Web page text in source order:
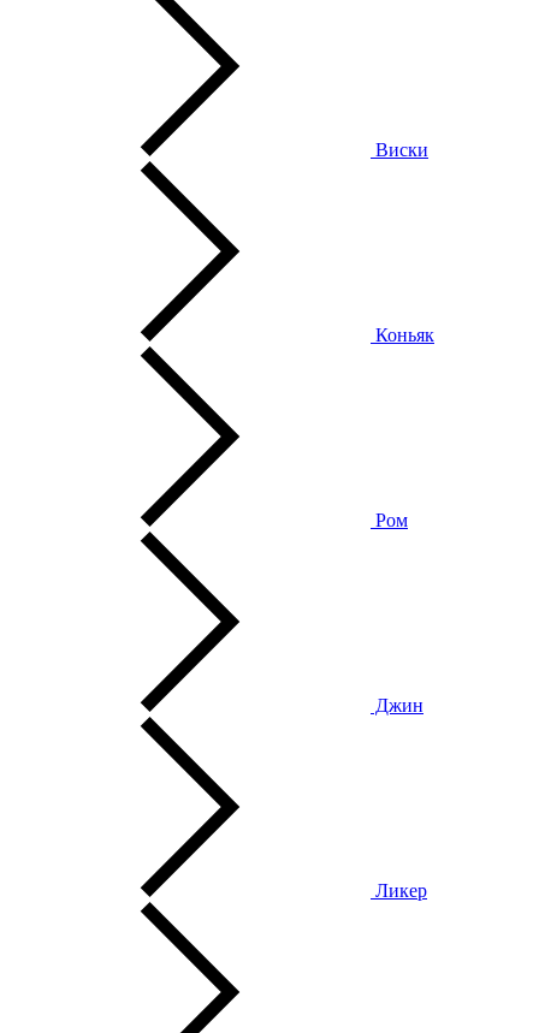
Виски
Коньяк
Ром
Джин
Ликер